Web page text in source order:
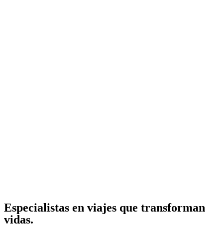
Especialistas en viajes que transforman
vidas.